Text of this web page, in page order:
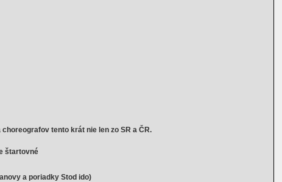
tento krát nie len zo SR a ČR.
štartovné
a poriadky Stod ido)